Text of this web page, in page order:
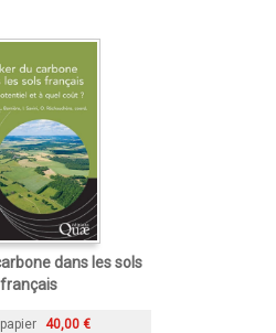
dans les sols
français
40,00 €